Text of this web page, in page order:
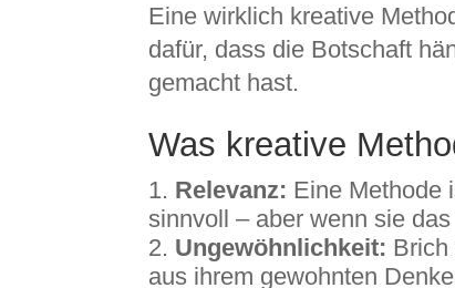
Eine wirklich kreative
dafür, dass die Botschaft
gemacht hast.
Was kreative
Relevanz: Eine Methode
sinnvoll – aber wenn sie
Ungewöhnlichkeit: Brich
aus ihrem gewohnten